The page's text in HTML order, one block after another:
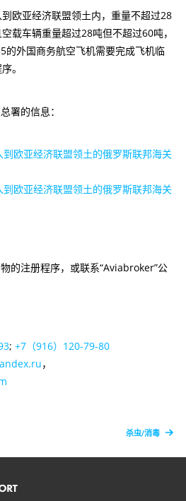
欧亚经济联盟领土内，重量不超过28
载车辆重量超过28吨但不超过60吨，
的外国商务航空飞机需要完成飞机临
。
署的信息：
欧亚经济联盟领土的俄罗斯联邦海关
欧亚经济联盟领土的俄罗斯联邦海关
的注册程序，或联系“Aviabroker”公
; +7（916）120-79-80
，
杀虫/消毒